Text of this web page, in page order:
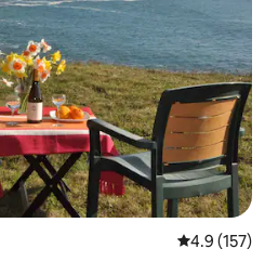
คะแนนเฉลี่ย
4.9 (157)